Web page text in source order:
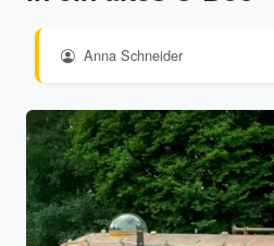
Anna Schneider